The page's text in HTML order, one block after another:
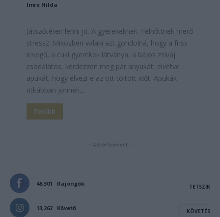
Imre Hilda
Játszótéren lenni jó. A gyerekeknek. Felnőttnek merő
stressz. Miközben valaki azt gondolná, hogy a friss
levegő, a cuki gyerekek látványa, a bájos zsivaj
csodálatos, kérdezzen meg pár anyukát, elvétve
apukát, hogy élvezi-e az ott töltött időt. Apukák
ritkábban jönnek,...
Tovább
- Advertisement -
46,301 Rajongók TETSZIK
13,262 Követő KÖVETÉS